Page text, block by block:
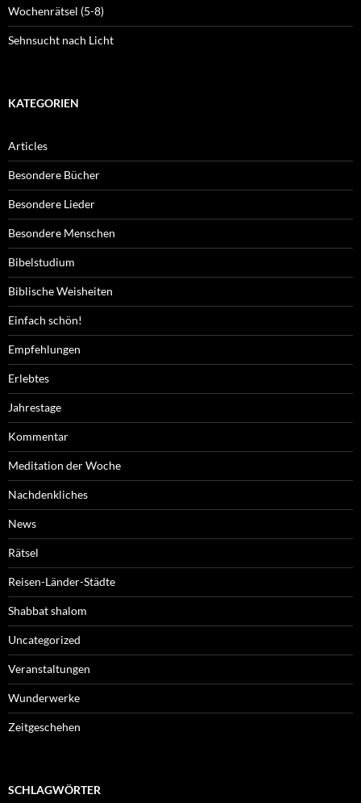
Wochenrätsel (5-8)
Sehnsucht nach Licht
KATEGORIEN
Articles
Besondere Bücher
Besondere Lieder
Besondere Menschen
Bibelstudium
Biblische Weisheiten
Einfach schön!
Empfehlungen
Erlebtes
Jahrestage
Kommentar
Meditation der Woche
Nachdenkliches
News
Rätsel
Reisen-Länder-Städte
Shabbat shalom
Uncategorized
Veranstaltungen
Wunderwerke
Zeitgeschehen
SCHLAGWÖRTER